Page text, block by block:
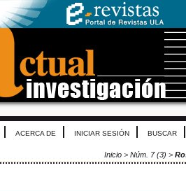
ACERCA DE INICIAR SESIÓN BUSCAR
Inicio > Núm. 7 (3) >